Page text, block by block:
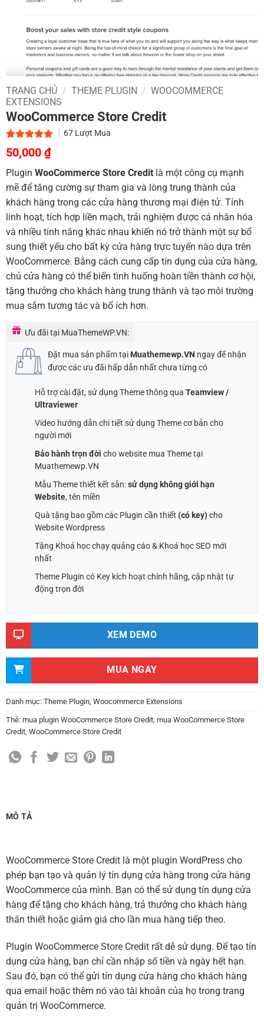
TRANG CHỦ / THEME PLUGIN / WOOCOMMERCE
EXTENSIONS
WooCommerce Store Credit
5.00 trên 5
dựa trên
2
67Lượt Mua
Giá
gốc
là:
700,000 ₫.
50,000 ₫Giá
hiện
tại
là:
50,000 ₫.
Plugin WooCommerce Store Credit là một công cụ mạnh
mẽ để tăng cường sự tham gia và lòng trung thành của
khách hàng trong các cửa hàng thương mại điện tử. Tính
linh hoạt, tích hợp liền mạch, trải nghiệm được cá nhân hóa
và nhiều tính năng khác nhau khiến nó trở thành một sự bổ
sung thiết yếu cho bất kỳ cửa hàng trực tuyến nào dựa trên
WooCommerce. Bằng cách cung cấp tín dụng của cửa hàng,
chủ cửa hàng có thể biến tình huống hoàn tiền thành cơ hội,
tặng thưởng cho khách hàng trung thành và tạo môi trường
mua sắm tương tác và bổ ích hơn.
Ưu đãi tại MuaThemeWP.VN:
Đặt mua sản phẩm tại Muathemewp.VN ngay để nhận
được các ưu đãi hấp dẫn nhất chưa từng có
Hỗ trợ cài đặt, sử dụng Theme thông qua Teamview /
Ultraviewer
Video hướng dẫn chi tiết sử dụng Theme cơ bản cho
người mới
Bảo hành trọn đời cho website mua Theme tại
Muathemewp.VN
Mẫu Theme thiết kết sẵn:sử dụng không giới hạn
Website, tên miền
Quà tặng bao gồm các Plugin cần thiết (có key)cho
Website Wordpress
Tặng Khoá học chạy quảng cáo & Khoá học SEO mới
nhất
Theme Plugin có Key kích hoạt chính hãng, cập nhật tự
động trọn đời
XEM DEMO
MUA NGAY
Danh mục: Theme Plugin, Woocommerce Extensions
Thẻ: mua plugin WooCommerce Store Credit, mua WooCommerce Store
Credit, WooCommerce Store Credit
MÔ TẢ
WooCommerce Store Credit là một plugin WordPress cho
phép bạn tạo và quản lý tín dụng cửa hàng trong cửa hàng
WooCommerce của mình. Bạn có thể sử dụng tín dụng cửa
hàng để tặng cho khách hàng, trả thưởng cho khách hàng
thân thiết hoặc giảm giá cho lần mua hàng tiếp theo.
Plugin WooCommerce Store Credit rất dễ sử dụng. Để tạo tín
dụng cửa hàng, bạn chỉ cần nhập số tiền và ngày hết hạn.
Sau đó, bạn có thể gửi tín dụng cửa hàng cho khách hàng
qua email hoặc thêm nó vào tài khoản của họ trong trang
quản trị WooCommerce.